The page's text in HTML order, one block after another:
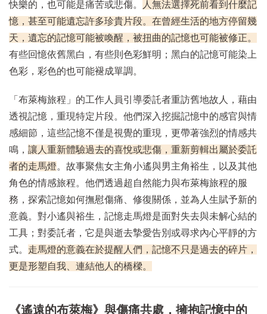
快樂的，也可能是痛苦或悲傷。
人無法選擇死前看到什麼記
憶，甚至可能遺忘許多珍貴片段。在曾經生活的地方停留幾
天，遺忘的記憶可能被喚醒，被扭曲的記憶也可能被修正。
有些回憶依舊黑白，有些則色彩鮮明；黑白的記憶可能染上
色彩，彩色的也可能褪成單調。
「布萊梅旅程」的工作人員引導委託者重訪舊地故人，藉由
透視記憶，重現特定片段。他們深入挖掘記憶中的感官與情
感細節，這些記憶不僅是視覺的重現，更帶著強烈的情感共
鳴， 讓人重新體驗過去的喜悅或悲傷，重新剪輯出屬於委託
者的走馬燈。故事聚焦女主角小遙與男主角裕生，以及其他
角色的情感旅程。他們透過超自然能力與布萊梅旅程的服
務，探索記憶如何撫慰傷痛、修復關係，並為人生賦予新的
意義。對小遙與裕生，記憶走馬燈是面對失去與未解心結的
工具；對委託者，它是與逝去摯愛告別或尋求內心平靜的方
式。 走馬燈的意義在於提醒人們，記憶不只是過去的碎片，
更是形塑自我、連結他人的橋樑。
《遙遠的布萊梅》與傷痛共處，擁抱記憶中的